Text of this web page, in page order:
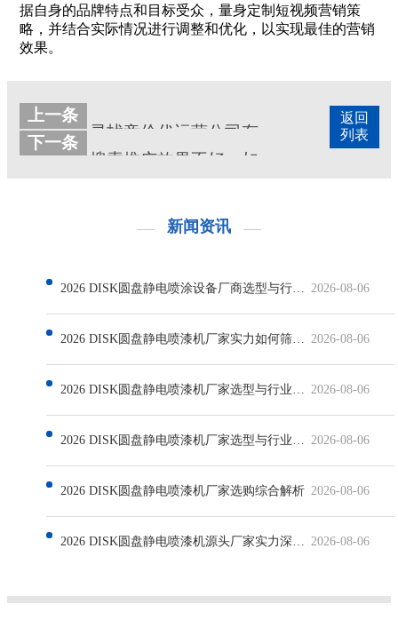
据自身的品牌特点和目标受众，量身定制短视频营销策
略，并结合实际情况进行调整和优化，以实现最佳的营销
效果。
返回
列表
上一条
下一条
新闻资讯
2026-08-06
2026-08-06
2026-08-06
2026-08-06
2026 DISK圆盘静电喷漆机厂家选购综合解析 2026-08-06
2026-08-06